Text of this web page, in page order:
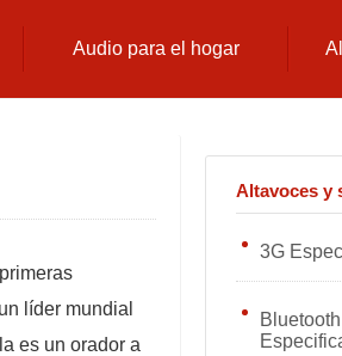
Audio para el hogar
líder mundial
es un orador a
Altavoces y
3G